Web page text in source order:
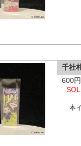
千社
600
本